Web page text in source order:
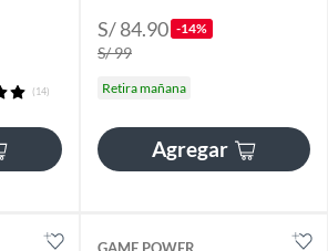
(14)
S/ 84.90 -14%
S/ 99
Retira mañana
Agregar